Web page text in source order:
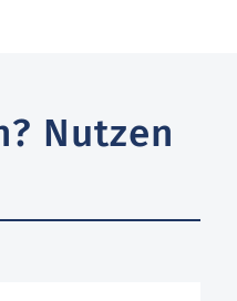
Nutzen